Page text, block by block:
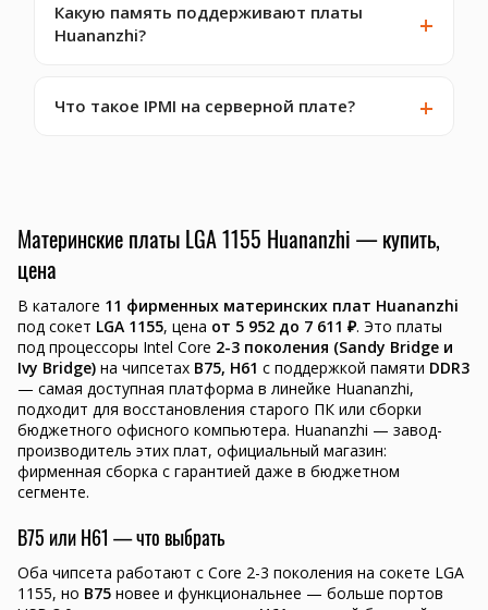
Какую память поддерживают платы
Huananzhi?
Что такое IPMI на серверной плате?
Материнские платы LGA 1155 Huananzhi — купить,
цена
В каталоге 11 фирменных материнских плат Huananzhi
под сокет LGA 1155, цена от 5 952 до 7 611 ₽. Это платы
под процессоры Intel Core 2-3 поколения (Sandy Bridge и
Ivy Bridge) на чипсетах B75, H61 с поддержкой памяти DDR3
— самая доступная платформа в линейке Huananzhi,
подходит для восстановления старого ПК или сборки
бюджетного офисного компьютера. Huananzhi — завод-
производитель этих плат, официальный магазин:
фирменная сборка с гарантией даже в бюджетном
сегменте.
B75 или H61 — что выбрать
Оба чипсета работают с Core 2-3 поколения на сокете LGA
1155, но B75 новее и функциональнее — больше портов